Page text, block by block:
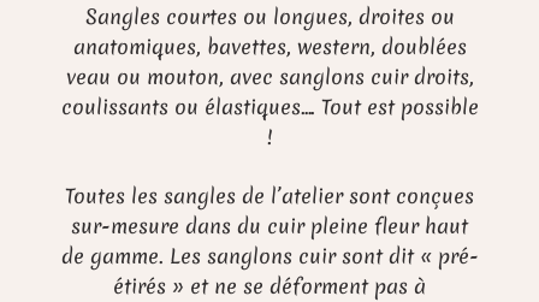
Sangles courtes ou longues, droites ou
anatomiques, bavettes, western, doublées
veau ou mouton, avec sanglons cuir droits,
coulissants ou élastiques…. Tout est possible
!
Toutes les sangles de l’atelier sont conçues
sur-mesure dans du cuir pleine fleur haut
de gamme. Les sanglons cuir sont dit « pré-
étirés » et ne se déforment pas à